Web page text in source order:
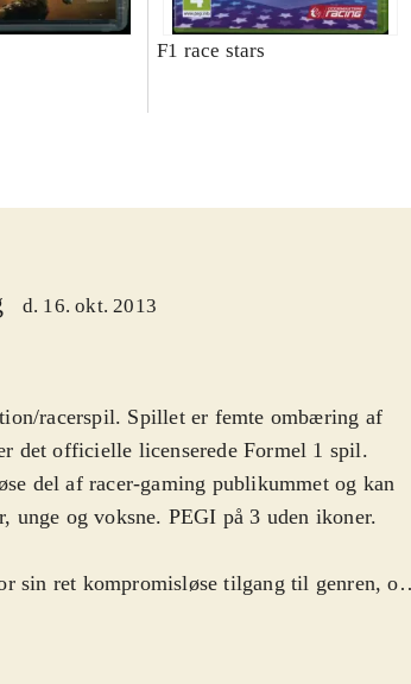
F1 race stars
d. 16. okt. 2013
racerspil. Spillet er femte ombæring af
det officielle licenserede Formel 1 spil.
del af racer-gaming publikummet og kan
unge og voksne. PEGI på 3 uden ikoner.
sin ret kompromisløse tilgang til genren, og
sværhedsgraden stiller en del krav til